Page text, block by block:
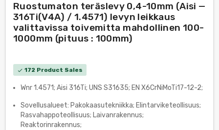
Ruostumaton teräslevy 0,4-10mm (Aisi —
316Ti(V4A) / 1.4571) levyn leikkaus
valittavissa toivemitta mahdollinen 100-
1000mm (pituus : 100mm)
check 172 Product Sales
Wnr 1.4571; Aisi 316Ti; UNS S31635; EN X6CrNiMoTi17-12-2;
Sovellusalueet: Pakokaasutekniikka; Elintarviketeollisuus;
Rasvahappoteollisuus; Laivanrakennus;
Reaktorinrakennus;